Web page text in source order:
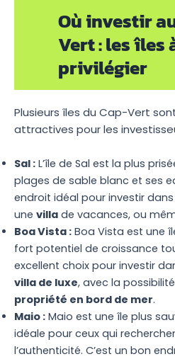
Où investir
Vert : les îles
privilégier
Plusieurs îles du Cap-Vert
attractives pour les
Sal : L’île de Sal est la plus
plages de sable blanc et ses
endroit idéal pour investir dans
une villa de vacances, ou
Boa Vista : Boa Vista est une
fort potentiel de croissance
excellent choix pour investir
villa de luxe, avec la
propriété en bord de mer.
Maio : Maio est une île plus
idéale pour ceux qui
l’authenticité. C’est un bon